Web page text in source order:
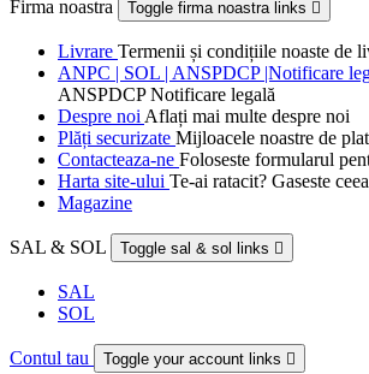
Firma noastra Toggle firma noastra links 
Livrare Termenii și condițiile noaste de
ANPC | SOL | ANSPDCP |Notificare
ANSPDCP Notificare legală
Despre noi Aflați mai multe despre noi
Plăți securizate Mijloacele noastre de
Contacteaza-ne Foloseste formularul
Harta site-ului Te-ai ratacit? Gaseste
Magazine
SAL & SOL Toggle sal & sol links 
SAL
SOL
Contul tau Toggle your account links 